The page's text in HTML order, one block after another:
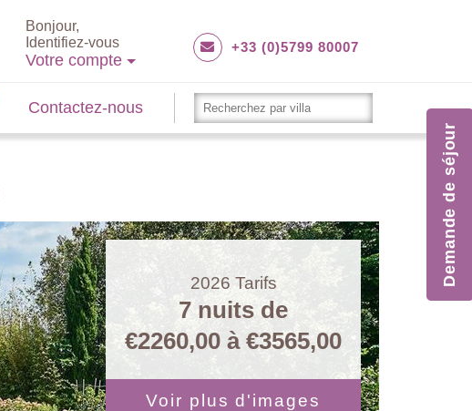
Bonjour,
Identifiez-vous
Votre compte
+33 (0)5799 80007
Contactez-nous
2026 Tarifs
7 nuits de
€2260,00 à €3565,00
Voir plus d'images
Demande de séjour